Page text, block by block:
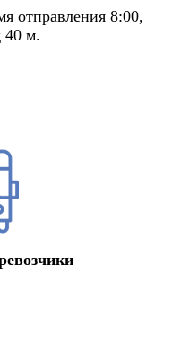
отправления 8:00,
40 м.